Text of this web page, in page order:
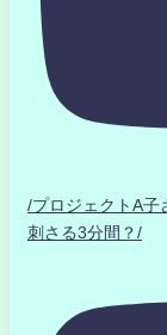
/プロジェクトA
刺さる3分間？/